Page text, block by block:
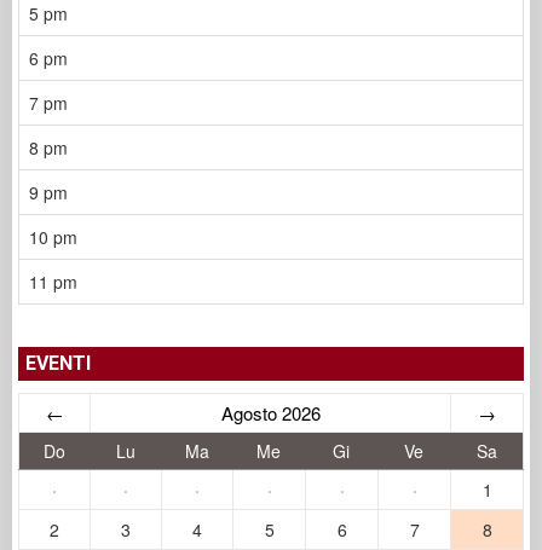
5 pm
6 pm
7 pm
8 pm
9 pm
10 pm
11 pm
EVENTI
← Agosto 2026 →
Do Lu Ma Me Gi Ve
Sa
·
· · · · ·
1
2
3 4 5 6 7 8